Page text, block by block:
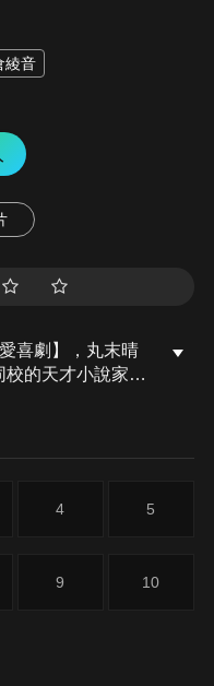
綾音
喜劇】，丸末晴
的天才小說家同
被損友哲彥取
低潮當中。
4 5
9 10